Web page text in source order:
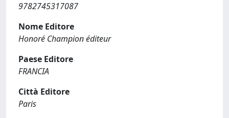
9782745317087
Nome Editore
Honoré Champion éditeur
Paese Editore
FRANCIA
Città Editore
Paris